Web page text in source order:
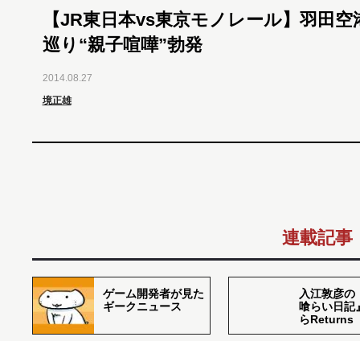
【JR東日本vs東京モノレール】羽田空
巡り“親子喧嘩”勃発
2014.08.27
境正雄
連載記事
ゲーム開発者が見た
ギークニュース
入江敦彦の
喰らい日記
らReturns